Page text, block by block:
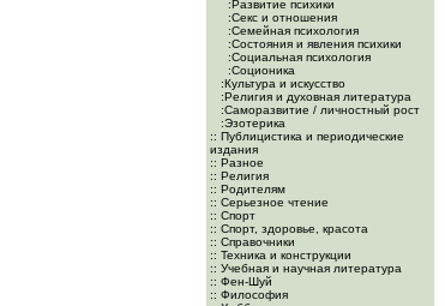
:Развитие психики
:Секс и отношения
:Семейная психология
:Состояния и явления психики
:Социальная психология
:Соционика
:Культура и искусство
:Религия и духовная литература
:Саморазвитие / личностный рост
:Эзотерика
:: Публицистика и периодические
издания
:: Разное
:: Религия
:: Родителям
:: Серьезное чтение
:: Спорт
:: Спорт, здоровье, красота
:: Справочники
:: Техника и конструкции
:: Учебная и научная литература
:: Фен-Шуй
:: Философия